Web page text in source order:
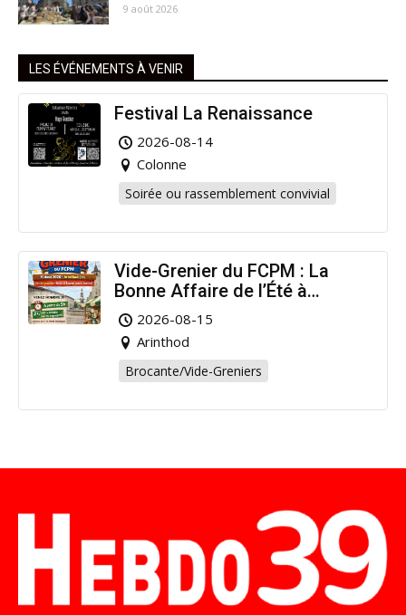
9 août 2026
LES ÉVÉNEMENTS À VENIR
Festival La Renaissance
2026-08-14
Colonne
Soirée ou rassemblement convivial
Vide-Grenier du FCPM : La
Bonne Affaire de l’Été à
Arinthod !
2026-08-15
Arinthod
Brocante/Vide-Greniers